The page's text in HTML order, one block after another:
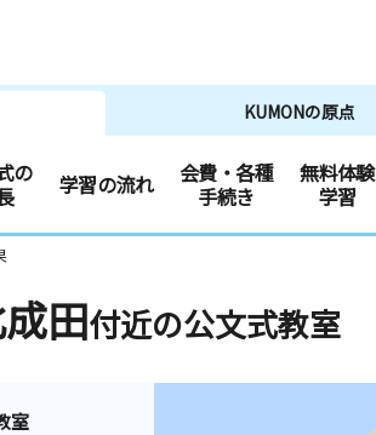
KUMONの原点
の
学習の流れ
会費・各種
手続き
無料体験
学習
田付近の公文式教室
室